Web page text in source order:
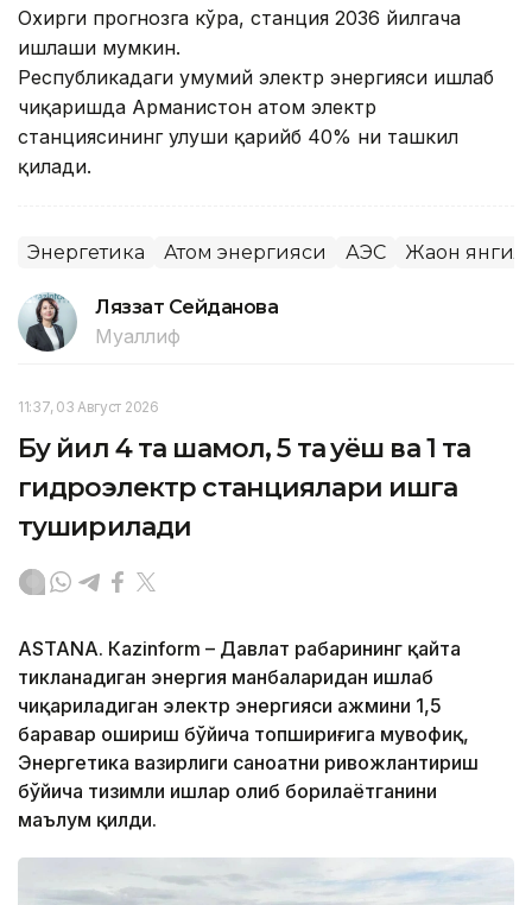
Охирги прогнозга кўра, станция 2036 йилгача
ишлаши мумкин.
Республикадаги умумий электр энергияси ишлаб
чиқаришда Арманистон атом электр
станциясининг улуши қарийб 40% ни ташкил
қилади.
Энергетика Атом энергияси АЭС Жаҳон
Ляззат Сейданова
Муаллиф
11:37, 03 Август 2026
Бу йил 4 та шамол, 5 та қуёш ва 1 та
гидроэлектр станциялари ишга
туширилади
ASTANА. Кazinform – Давлат раҳбарининг қайта
тикланадиган энергия манбаларидан ишлаб
чиқариладиган электр энергияси ҳажмини 1,5
баравар ошириш бўйича топшириғига мувофиқ,
Энергетика вазирлиги саноатни ривожлантириш
бўйича тизимли ишлар олиб борилаётганини
маълум қилди.